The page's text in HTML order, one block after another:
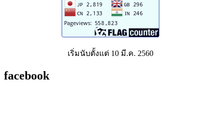
เริ่มนับตั้งแต่ 10 มี.ค. 2560
facebook